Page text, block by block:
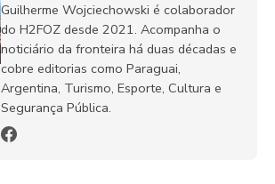
Guilherme Wojciechowski é colaborador
do H2FOZ desde 2021. Acompanha o
noticiário da fronteira há duas décadas e
cobre editorias como Paraguai,
Argentina, Turismo, Esporte, Cultura e
Segurança Pública.